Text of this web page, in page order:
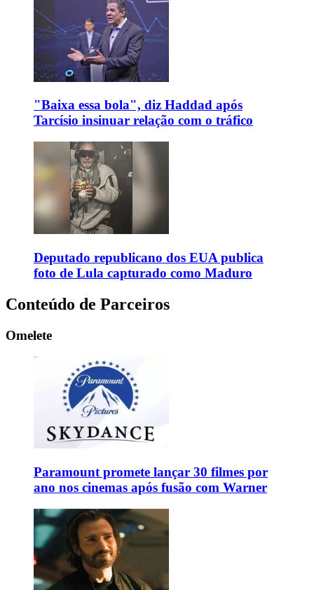
"Baixa essa bola", diz Haddad após
Tarcísio insinuar relação com o tráfico
Deputado republicano dos EUA publica
foto de Lula capturado como Maduro
Conteúdo de Parceiros
Omelete
Paramount promete lançar 30 filmes por
ano nos cinemas após fusão com Warner